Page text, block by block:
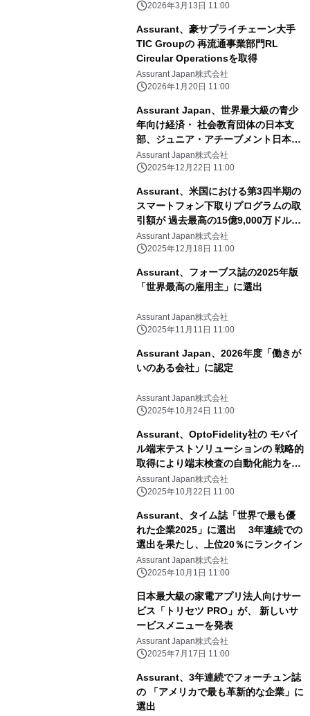
2026年3月13日 11:00
Assurant、豪サプライチェーン大手
TIC Groupの 再流通事業部門RL
Circular Operationsを取得
Assurant Japan株式会社
2026年1月20日 11:00
Assurant Japan、世界最大級の青少
年向け経済・ 社会教育団体の日本支
部、ジュニア・アチーブメント日本を
支援
Assurant Japan株式会社
2025年12月22日 11:00
Assurant、米国における第3四半期の
スマートフォン下取りプログラムの取
引額が 過去最高の15億9,000万ドルに
達したと報告
Assurant Japan株式会社
2025年12月18日 11:00
Assurant、フォーブス誌の2025年版
「世界最高の雇用主」に選出
Assurant Japan株式会社
2025年11月11日 11:00
Assurant Japan、2026年度「働きが
いのある会社」に認定
Assurant Japan株式会社
2025年10月24日 11:00
Assurant、OptoFidelity社の モバイ
ル端末テストソリューションの 戦略的
取得により端末検査の自動化能力を拡
大
Assurant Japan株式会社
2025年10月22日 11:00
Assurant、タイム誌「世界で最も優
れた企業2025」に選出 3年連続での
選出を果たし、上位20％にランクイン
Assurant Japan株式会社
2025年10月1日 11:00
日本最大級の家電アプリ法人向けサー
ビス「トリセツ PRO」が、 新しいサ
ービスメニューを発表
Assurant Japan株式会社
2025年7月17日 11:00
Assurant、3年連続でフォーチュン誌
の 「アメリカで最も革新的な企業」に
選出